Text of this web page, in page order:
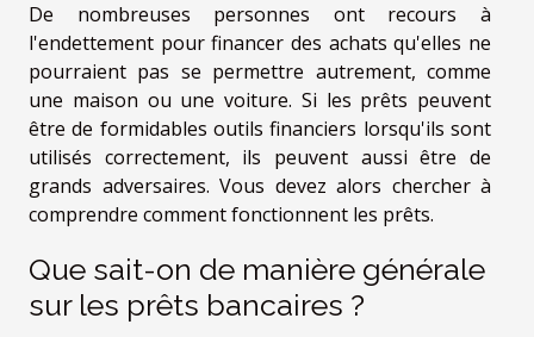
De nombreuses personnes ont recours à
l'endettement pour financer des achats qu'elles ne
pourraient pas se permettre autrement, comme
une maison ou une voiture. Si les prêts peuvent
être de formidables outils financiers lorsqu'ils sont
utilisés correctement, ils peuvent aussi être de
grands adversaires. Vous devez alors chercher à
comprendre comment fonctionnent les prêts.
Que sait-on de manière générale
sur les prêts bancaires ?